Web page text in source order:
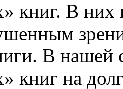
книг. В них
В нашей
книг на